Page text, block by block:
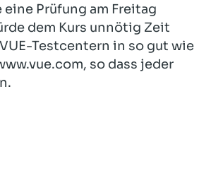
Prüfung am Freitag
dem Kurs unnötig Zeit
Testcentern in so gut wie
so dass jeder